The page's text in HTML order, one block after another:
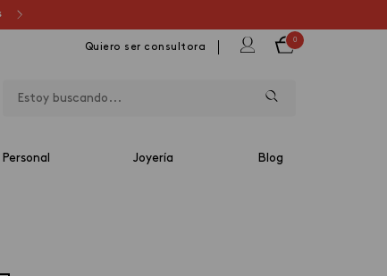
Quiero ser consultora
0
Joyería Blog